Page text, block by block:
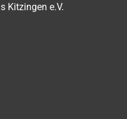
Kitzingen e.V.